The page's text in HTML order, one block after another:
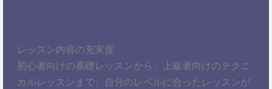
レッスン内容の充実度
初心者向けの基礎レッスンから、上級者向けのテクニ
カルレッスンまで、自分のレベルに合ったレッスンが